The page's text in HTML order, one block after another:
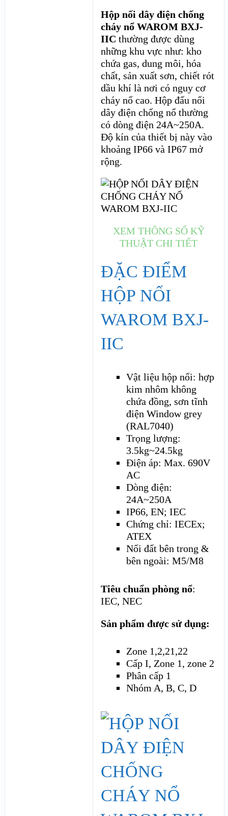
Hộp nối dây điện chống
cháy nổ WAROM BXJ-
IIC thường được dùng
những khu vực như: kho
chứa gas, dung môi, hóa
chất, sản xuất sơn, chiết rót
dầu khí là nơi có nguy cơ
cháy nổ cao. Hộp đấu nối
dây điện chống nổ thường
có dòng điện 24A~250A.
Độ kín của thiết bị này vào
khoảng IP66 và IP67 mở
rộng.
XEM THÔNG SỐ KỸ
THUẬT CHI TIẾT
ĐẶC ĐIỂM
HỘP NỐI
WAROM BXJ-
IIC
Vật liệu hộp nối: hợp
kim nhôm không
chứa đồng, sơn tĩnh
điện Window grey
(RAL7040)
Trọng lượng:
3.5kg~24.5kg
Điện áp: Max. 690V
AC
Dòng điện:
24A~250A
IP66, EN; IEC
Chứng chỉ: IECEx;
ATEX
Nối đất bên trong &
bên ngoài: M5/M8
Tiêu chuẩn phòng nổ:
IEC, NEC
Sản phẩm được sử dụng:
Zone 1,2,21,22
Cấp I, Zone 1, zone 2
Phân cấp 1
Nhóm A, B, C, D